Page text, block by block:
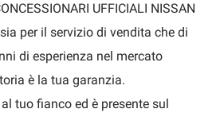
UFFICIALI NISSAN
per il servizio di vendita che di
di esperienza nel mercato
è la tua garanzia.
tuo fianco ed è presente sul